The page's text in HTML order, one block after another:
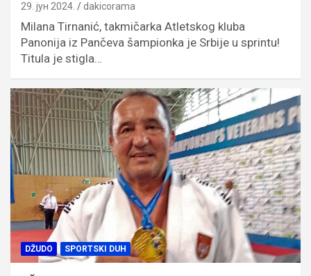
29. јун 2024. dakicorama
Milana Tirnanić, takmičarka Atletskog kluba
Panonija iz Pančeva šampionka je Srbije u sprintu!
Titula je stigla…
DŽUDO SPORTSKI DUH